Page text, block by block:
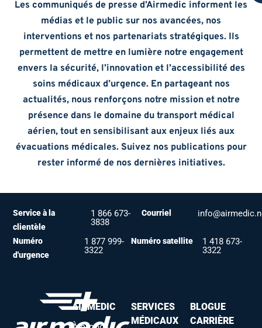
Les communiqués de presse d’Airmedic informent les
médias et le public sur nos avancées, nos
interventions et nos partenariats stratégiques. Ils
permettent de mettre en lumière notre engagement
envers la sécurité, l’innovation et l’accessibilité des
soins médicaux d’urgence. En partageant nos
actualités, nous renforçons notre mission et notre
présence dans le domaine du transport médical
aérien, tout en sensibilisant aux enjeux liés aux
évacuations médicales. Suivez nos publications pour
rester informé de nos dernières initiatives.
Service à la
clientèle
1 866 673-
3838
Courriel
Numéro
d'urgence
1 877 999-
3322
Numéro satellite
1 418 673-
3322
AIRMEDIC
SERVICES
MÉDICAUX
BLOGUE
CARRIÈRE